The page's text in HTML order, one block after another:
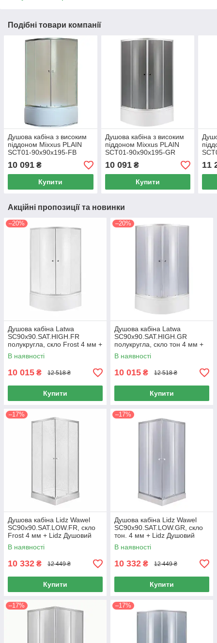
Подібні товари компанії
Душова кабіна з високим
піддоном Mixxus PLAIN
SCT01-90x90x195-FB
SATIN матове скло 4мм
10 091 ₴
Купити
Душова кабіна з високим
піддоном Mixxus PLAIN
SCT01-90x90x195-GR
SATIN сіре тоноване скло
4мм
10 091₴
Купити
4мм
11
Акційні пропозиції та новинки
–20%
Душова кабіна Latwa
SC90x90.SAT.HIGH.FR
полукругла, скло Frost 4 мм +
Душовий піддон KAPIELKA
ST90x90x41, з панеллю Lidz
В наявності
10 015 ₴ 12 518 ₴
Купити
–20%
Душова кабіна Latwa
SC90x90.SAT.HIGH.GR
полукругла, скло тон 4 мм +
Душовий піддон KAPIELKA
ST90x90x41, з панеллю Lidz
В наявності
10 015 ₴ 12 518 ₴
Купити
–17%
Душова кабіна Lidz Wawel
SC90x90.SAT.LOW.FR, скло
Frost 4 мм + Lidz Душовий
піддон KAPIELKA ST90x90х14
В наявності
10 332 ₴ 12 449 ₴
Купити
–17%
Душова кабіна Lidz Wawel
SC90x90.SAT.LOW.GR, скло
тон. 4 мм + Lidz Душовий
піддон KAPIELKA ST90x90х14
В наявності
10 332 ₴ 12 449 ₴
Купити
–17% –17%